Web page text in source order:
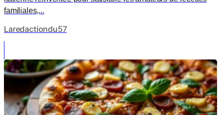
familiales,...
Laredactiondu57